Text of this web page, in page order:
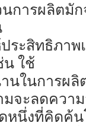
นการผลิตมั
ประสิทธิภา
น ใช้
านในการผ
มจะลดควา
นึ่งที่คิดค้นโ